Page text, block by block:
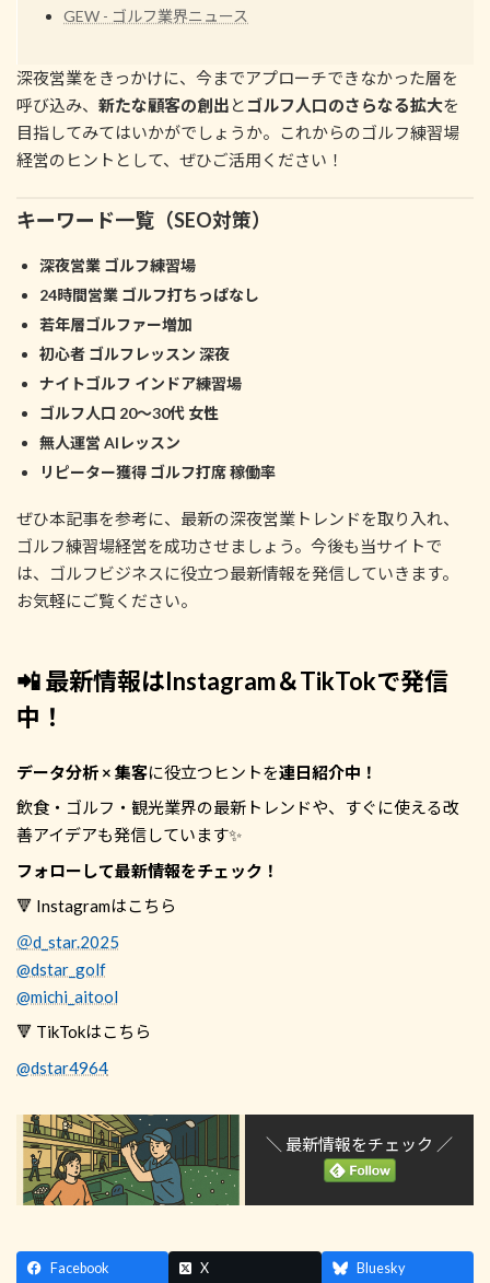
GEW - ゴルフ業界ニュース
深夜営業をきっかけに、今までアプローチできなかった層を
呼び込み、 新たな顧客の創出 と ゴルフ人口のさらなる拡大を
目指してみてはいかがでしょうか。これからのゴルフ練習場
経営のヒントとして、ぜひご活用ください！
キーワード一覧（SEO対策）
深夜営業 ゴルフ練習場
24時間営業 ゴルフ打ちっぱなし
若年層ゴルファー増加
初心者 ゴルフレッスン 深夜
ナイトゴルフ インドア練習場
ゴルフ人口 20～30代 女性
無人運営 AIレッスン
リピーター獲得 ゴルフ打席 稼働率
ぜひ本記事を参考に、最新の深夜営業トレンドを取り入れ、
ゴルフ練習場経営を成功させましょう。今後も当サイトで
は、ゴルフビジネスに役立つ最新情報を発信していきます。
お気軽にご覧ください。
📲 最新情報はInstagram＆TikTokで発信
中！
データ分析 × 集客に役立つヒントを連日紹介中！
飲食・ゴルフ・観光業界の最新トレンドや、すぐに使える改
善アイデアも発信しています✨
フォローして最新情報をチェック！
🔻 Instagramはこちら
＠d_star.2025
@dstar_golf
@michi_aitool
🔻 TikTokはこちら
@dstar4964
＼ 最新情報をチェック ／
Facebook X Bluesky